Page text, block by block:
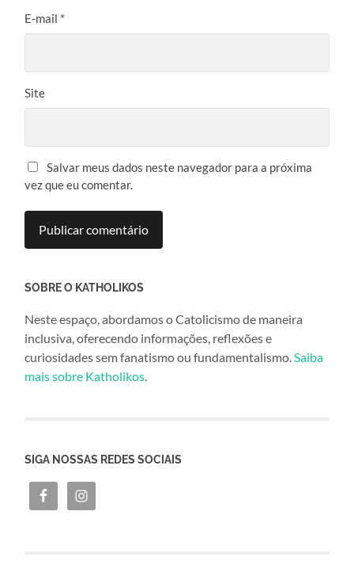
E-mail *
Site
Salvar meus dados neste navegador para a próxima
vez que eu comentar.
SOBRE O KATHOLIKOS
Neste espaço, abordamos o Catolicismo de maneira
inclusiva, oferecendo informações, reflexões e
curiosidades sem fanatismo ou fundamentalismo.Saiba
mais sobre Katholikos.
SIGA NOSSAS REDES SOCIAIS